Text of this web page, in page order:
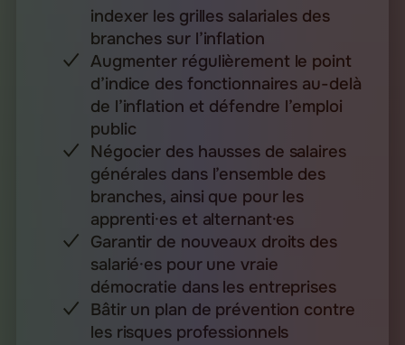
indexer les grilles salariales des
branches sur l’inflation
Augmenter régulièrement le point
d’indice des fonctionnaires au-delà
de l’inflation et défendre l’emploi
public
Négocier des hausses de salaires
générales dans l’ensemble des
branches, ainsi que pour les
apprenti·es et alternant·es
Garantir de nouveaux droits des
salarié·es pour une vraie
démocratie dans les entreprises
Bâtir un plan de prévention contre
les risques professionnels